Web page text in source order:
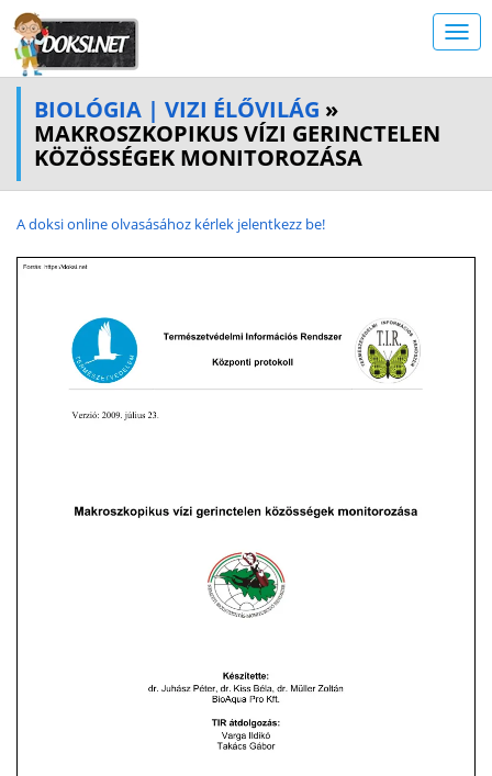
BIOLÓGIA | VIZI ÉLŐVILÁG »
MAKROSZKOPIKUS VÍZI GERINCTELEN
KÖZÖSSÉGEK MONITOROZÁSA
A doksi online olvasásához kérlek jelentkezz be!